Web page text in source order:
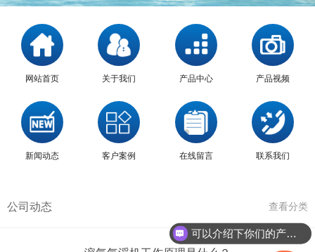
网站首页 关于我们 产品中心 产品视频
新闻动态 客户案例 在线留言 联系我们
公司动态 查看分类
可以介绍下你们的产品么